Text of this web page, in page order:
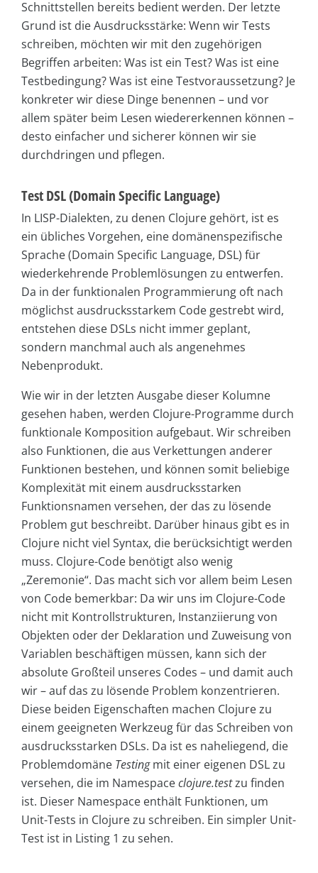
Schnittstellen bereits bedient werden. Der letzte
Grund ist die Ausdrucksstärke: Wenn wir Tests
schreiben, möchten wir mit den zugehörigen
Begriffen arbeiten: Was ist ein Test? Was ist eine
Testbedingung? Was ist eine Testvoraussetzung? Je
konkreter wir diese Dinge benennen – und vor
allem später beim Lesen wiedererkennen können –
desto einfacher und sicherer können wir sie
durchdringen und pflegen.
Test DSL (Domain Specific Language)
In LISP-Dialekten, zu denen Clojure gehört, ist es
ein übliches Vorgehen, eine domänenspezifische
Sprache (Domain Specific Language, DSL) für
wiederkehrende Problemlösungen zu entwerfen.
Da in der funktionalen Programmierung oft nach
möglichst ausdrucksstarkem Code gestrebt wird,
entstehen diese DSLs nicht immer geplant,
sondern manchmal auch als angenehmes
Nebenprodukt.
Wie wir in der letzten Ausgabe dieser Kolumne
gesehen haben, werden Clojure-Programme durch
funktionale Komposition aufgebaut. Wir schreiben
also Funktionen, die aus Verkettungen anderer
Funktionen bestehen, und können somit beliebige
Komplexität mit einem ausdrucksstarken
Funktionsnamen versehen, der das zu lösende
Problem gut beschreibt. Darüber hinaus gibt es in
Clojure nicht viel Syntax, die berücksichtigt werden
muss. Clojure-Code benötigt also wenig
„Zeremonie“. Das macht sich vor allem beim Lesen
von Code bemerkbar: Da wir uns im Clojure-Code
nicht mit Kontrollstrukturen, Instanziierung von
Objekten oder der Deklaration und Zuweisung von
Variablen beschäftigen müssen, kann sich der
absolute Großteil unseres Codes – und damit auch
wir – auf das zu lösende Problem konzentrieren.
Diese beiden Eigenschaften machen Clojure zu
einem geeigneten Werkzeug für das Schreiben von
ausdrucksstarken DSLs. Da ist es naheliegend, die
Problemdomäne Testingmit einer eigenen DSL zu
versehen, die im Namespaceclojure.testzu finden
ist. Dieser Namespace enthält Funktionen, um
Unit-Tests in Clojure zu schreiben. Ein simpler Unit-
Test ist in Listing 1 zu sehen.